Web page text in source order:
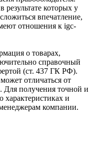
которых у
впечатление,
отношения к igc-
о товарах,
справочный
(ст. 437 ГК РФ).
отличаться от
Для получения точной и
характеристиках и
компании.